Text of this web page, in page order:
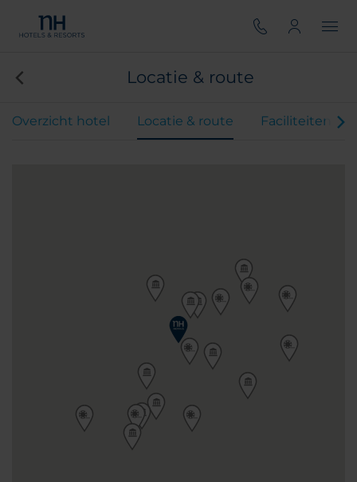
Locatie & route
Overzicht hotel Locatie & route Faciliteiten